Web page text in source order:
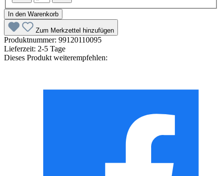
In den Warenkorb
Zum Merkzettel hinzufügen
Produktnummer: 99120110095
Lieferzeit: 2-5 Tage
Dieses Produkt weiterempfehlen: